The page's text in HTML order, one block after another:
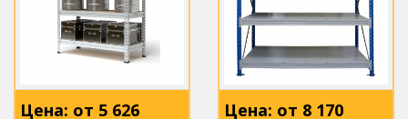
Цена: от 5 626 Цена: от 8 170